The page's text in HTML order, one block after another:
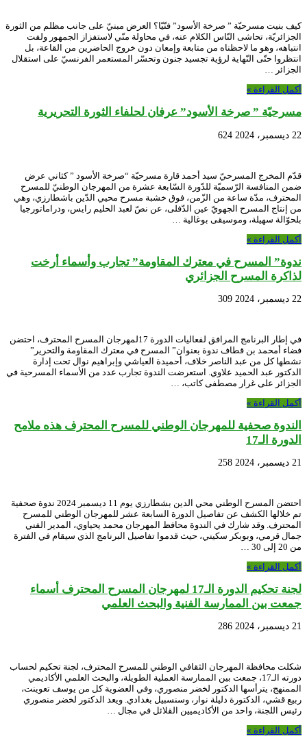
كيف بنيت مسرحيّة ” صرخة الأسود” فنّيّا؟ العرض مبنيّ على جانب مظلم من الثورة
الجزائريّة، تحاشى النّاس الكلام عنه، في محاولة منّي لاستفزاز الجمهور ولفت
انتباهه، وهو ما لاحظناه من متابعة وإمعان دون خروج الحاضرين من القاعة، بل
انتظروا حتّى النّهاية لرؤية تجسيد جنون وتحسّر المستعمر الفرنسيّ على استقلال
الجزائر …
أكمل القراءة »
مسرحيّة ” صرخة الأسود” عرفان لحلفاء الثورة التحريرية
22 ديسمبر، 2024 624
قدّم المخرج المسرحيّ سيد أحمد قارة مسرحيّة “صرخة الأسود ” كثاني عرض
ضمن المنافسة الرّسميّة للدّورة السّابعة عشرة من المهرجان الوطنيّ للمسرح
المحترف، مدّة ساعة من الزّمن، فوق خشبة مسرح محيي الدّين باشطارزي، وهي
من إنتاج المسرح الجهويّ عين الدّفلى، عن نصّ لعبد الحليم رايس، ودراماتورجيا
بلحوّالة سهيلة، وموسيقى بوغالية …
أكمل القراءة »
ندوة” المسرح في معترك المقاومة” تجارب وأسماء أرخت
لذاكرة المسرح الجزائري
22 ديسمبر، 2024 309
في إطار البرنامج المرافق لفعاليات الدورة 17لمهرجان المسرح المحترف، احتضن
فضاء أمحمد بن قطاف ندوة بعنوان” المسرح في معترك المقاومة والتحرير”
نشطها كل من عبد الناصر خلاف، أحميدة العياشي وإبراهيم نوال تحت إدارة
الدكتور عبد الحميد علاوي. استعرضت الندوة تجارب عدد من الأسماء المسرحية في
الجزائر على غرار مصطفى كاتب، …
أكمل القراءة »
الندوة صحفية للمهرجان الوطني للمسرح المحترف هذه ملامح
الدورة الـ17
21 ديسمبر، 2024 258
احتضن المسرح الوطني محي الدين بشطارزي يوم 11 ديسمبر 2024 ندوة صحفية
تم خلالها الكشف عن تفاصيل الدورة السابعة عشر للمهرجان الوطني للمسرح
المحترف. وقد شارك في الندوة محافظ المهرجان محمد يحياوي، المدير الفني
جمال قرمي، وبوبكر سكيني، حيث قدموا تفاصيل البرنامج الذي سيقام في الفترة
من 20 إلى 30 …
أكمل القراءة »
لجنة تحكيم الدورة الـ17 لمهرجان المسرح المحترف أسماء
جمعت بين الممارسة الفنية والبحث العلمي
21 ديسمبر، 2024 286
شكلت محافظة المهرجان الثقافي الوطني للمسرح المحترف، لجنة تحكيم لحساب
دورته الـ17، جمعت بين الممارسة العملية الطويلة، والبحث العلمي الأكاديمي
الممنهج، يترأسها الدكتور لخضر منصوري، وفي العضوية كل من يوسف تعوينت،
ربيع قشي، الدكتورة دليلة نوار، وسنسبيل بغدادي. ويعد الدكتور لخضر منصوري
رئيس اللجنة، واحد من الأكاديميين القلائل في مجال …
أكمل القراءة »